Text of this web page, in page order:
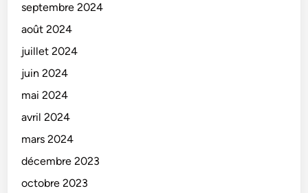
septembre 2024
août 2024
juillet 2024
juin 2024
mai 2024
avril 2024
mars 2024
décembre 2023
octobre 2023